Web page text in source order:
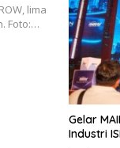
lima
Foto:…
Gelar
Industri